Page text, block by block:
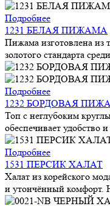
Подробнее
1231 БЕЛАЯ ПИЖАМА
Пижама изготовлена из
золотого стандарта
Подробнее
1232 БОРДОВАЯ
Топ с неглубоким
обеспечивает удобство
Подробнее
1531 ПЕРСИК ХАЛАТ
Халат из корейского
и утончённый комфорт.